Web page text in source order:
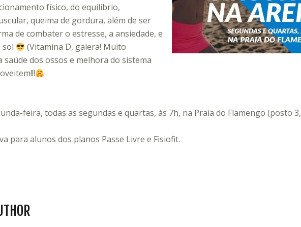
físico, do equilíbrio,
queima de gordura, além de ser
de combater o estresse, a ansiedade, e
sol
(Vitamina D, galera! Muito
dos ossos e melhora do sistema
feira, todas as segundas e quartas, às 7h, na Praia do Flamengo (posto
para alunos dos planos Passe Livre e Fisiofit.